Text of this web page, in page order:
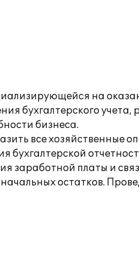
на
бухгалтерского
бизнеса.
все хозяйственные
бухгалтерской
заработной платы и
остатков.